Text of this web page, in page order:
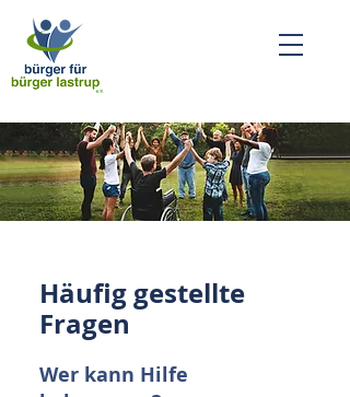
Häufig gestellte
Fragen
Wer kann Hilfe